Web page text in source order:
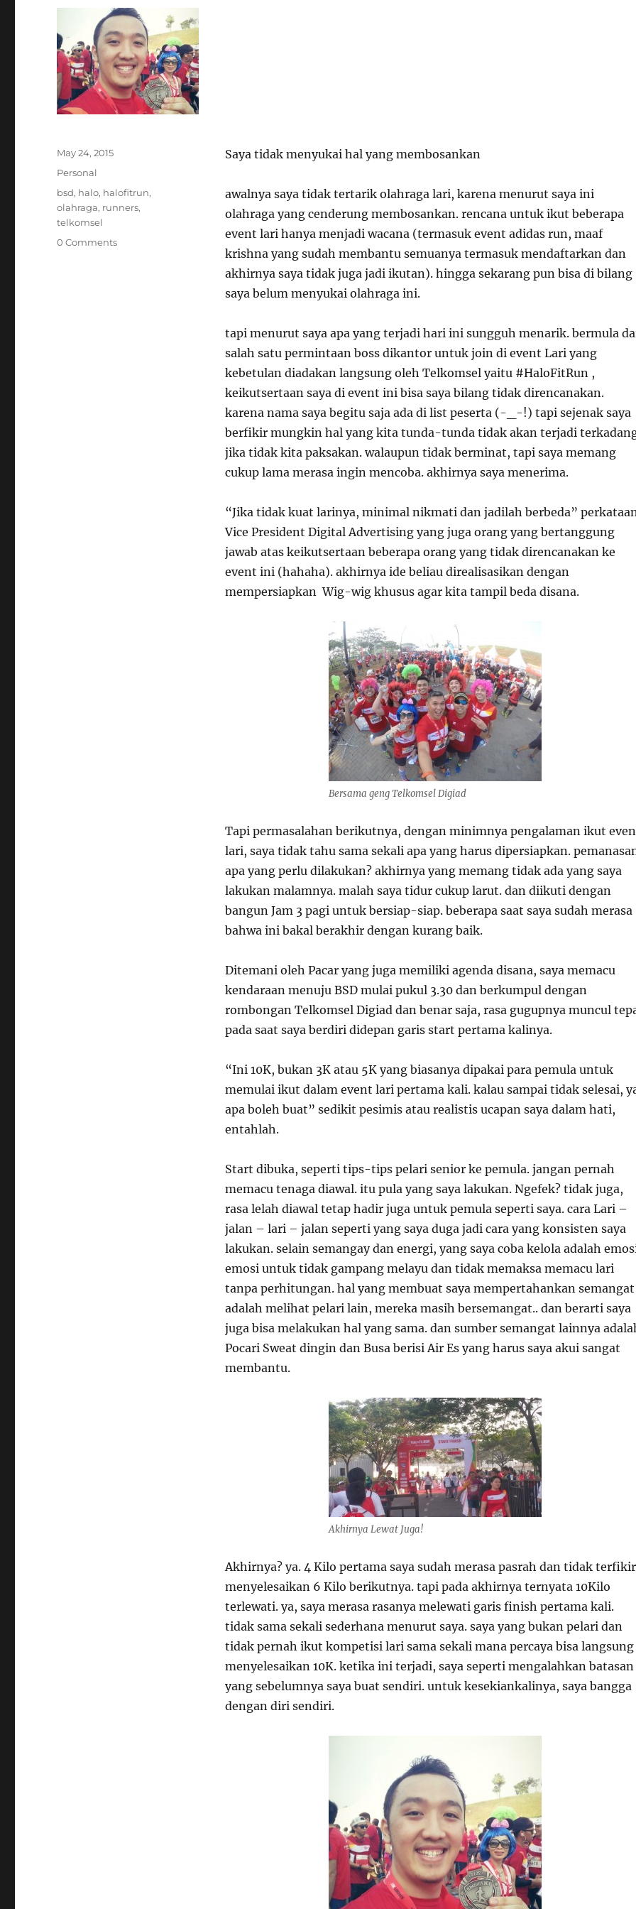
Saya tidak menyukai hal yang membosankan
awalnya saya tidak tertarik olahraga lari, karena menurut saya ini
olahraga yang cenderung membosankan. rencana untuk ikut beberapa
event lari hanya menjadi wacana (termasuk event adidas run, maaf
krishna yang sudah membantu semuanya termasuk mendaftarkan dan
akhirnya saya tidak juga jadi ikutan). hingga sekarang pun bisa di bilang
saya belum menyukai olahraga ini.
tapi menurut saya apa yang terjadi hari ini sungguh menarik. bermula
salah satu permintaan boss dikantor untuk join di event Lari yang
kebetulan diadakan langsung oleh Telkomsel yaitu #HaloFitRun ,
keikutsertaan saya di event ini bisa saya bilang tidak direncanakan.
karena nama saya begitu saja ada di list peserta (-_-!) tapi sejenak saya
berfikir mungkin hal yang kita tunda-tunda tidak akan terjadi
jika tidak kita paksakan. walaupun tidak berminat, tapi saya memang
cukup lama merasa ingin mencoba. akhirnya saya menerima.
“Jika tidak kuat larinya, minimal nikmati dan jadilah berbeda”
Vice President Digital Advertising yang juga orang yang bertanggung
jawab atas keikutsertaan beberapa orang yang tidak direncanakan ke
event ini (hahaha). akhirnya ide beliau direalisasikan dengan
mempersiapkan Wig-wig khusus agar kita tampil beda disana.
Bersama geng Telkomsel Digiad
Tapi permasalahan berikutnya, dengan minimnya pengalaman ikut
lari, saya tidak tahu sama sekali apa yang harus dipersiapkan.
apa yang perlu dilakukan? akhirnya yang memang tidak ada yang saya
lakukan malamnya. malah saya tidur cukup larut. dan diikuti dengan
bangun Jam 3 pagi untuk bersiap-siap. beberapa saat saya sudah merasa
bahwa ini bakal berakhir dengan kurang baik.
Ditemani oleh Pacar yang juga memiliki agenda disana, saya memacu
kendaraan menuju BSD mulai pukul 3.30 dan berkumpul dengan
rombongan Telkomsel Digiad dan benar saja, rasa gugupnya muncul
pada saat saya berdiri didepan garis start pertama kalinya.
“Ini 10K, bukan 3K atau 5K yang biasanya dipakai para pemula untuk
memulai ikut dalam event lari pertama kali. kalau sampai tidak selesai,
apa boleh buat” sedikit pesimis atau realistis ucapan saya dalam hati,
entahlah.
Start dibuka, seperti tips-tips pelari senior ke pemula. jangan pernah
memacu tenaga diawal. itu pula yang saya lakukan. Ngefek? tidak juga,
rasa lelah diawal tetap hadir juga untuk pemula seperti saya. cara Lari –
jalan – lari – jalan seperti yang saya duga jadi cara yang konsisten saya
lakukan. selain semangay dan energi, yang saya coba kelola adalah
emosi untuk tidak gampang melayu dan tidak memaksa memacu lari
tanpa perhitungan. hal yang membuat saya mempertahankan semangat
adalah melihat pelari lain, mereka masih bersemangat.. dan berarti saya
juga bisa melakukan hal yang sama. dan sumber semangat lainnya
Pocari Sweat dingin dan Busa berisi Air Es yang harus saya akui sangat
membantu.
Akhirnya Lewat Juga!
Akhirnya? ya. 4 Kilo pertama saya sudah merasa pasrah dan tidak terfikir
menyelesaikan 6 Kilo berikutnya. tapi pada akhirnya ternyata 10Kilo
terlewati. ya, saya merasa rasanya melewati garis finish pertama kali.
tidak sama sekali sederhana menurut saya. saya yang bukan pelari dan
tidak pernah ikut kompetisi lari sama sekali mana percaya bisa langsung
menyelesaikan 10K. ketika ini terjadi, saya seperti mengalahkan batasan
yang sebelumnya saya buat sendiri. untuk kesekiankalinya, saya bangga
dengan diri sendiri.
Posted
May 24, 2015
Categories
Personal
Tags
bsd, halo, halofitrun,
olahraga, runners,
telkomsel
0 Comments